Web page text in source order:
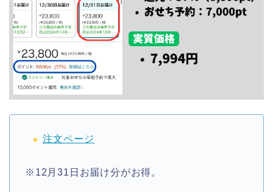
注文ページ
※12月31日お届け分がお得。